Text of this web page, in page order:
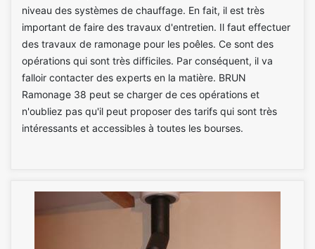
niveau des systèmes de chauffage. En fait, il est très
important de faire des travaux d'entretien. Il faut effectuer
des travaux de ramonage pour les poêles. Ce sont des
opérations qui sont très difficiles. Par conséquent, il va
falloir contacter des experts en la matière. BRUN
Ramonage 38 peut se charger de ces opérations et
n'oubliez pas qu'il peut proposer des tarifs qui sont très
intéressants et accessibles à toutes les bourses.